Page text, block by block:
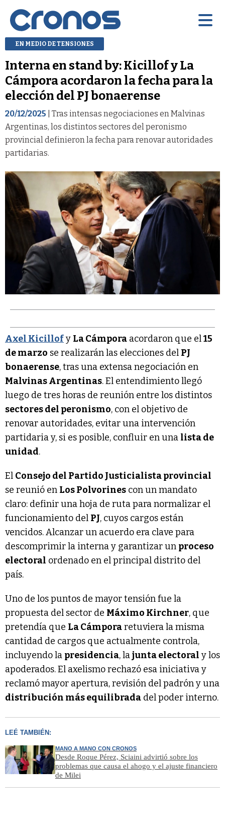
EN MEDIO DE TENSIONES
Interna en stand by: Kicillof y La
Cámpora acordaron la fecha para la
elección del PJ bonaerense
20/12/2025 | Tras intensas negociaciones en Malvinas
Argentinas, los distintos sectores del peronismo
provincial definieron la fecha para renovar autoridades
partidarias.
Axel Kicillofy La Cámpora acordaron que el15
de marzo se realizarán las elecciones del PJ
bonaerense, tras una extensa negociación en
Malvinas Argentinas. El entendimiento llegó
luego de tres horas de reunión entre los distintos
sectores del peronismo, con el objetivo de
renovar autoridades, evitar una intervención
partidaria y, si es posible, confluir en una lista de
unidad.
El Consejo del Partido Justicialista provincial
se reunió en Los Polvorines con un mandato
claro: definir una hoja de ruta para normalizar el
funcionamiento del PJ, cuyos cargos están
vencidos. Alcanzar un acuerdo era clave para
descomprimir la interna y garantizar un proceso
electoral ordenado en el principal distrito del
país.
Uno de los puntos de mayor tensión fue la
propuesta del sector de Máximo Kirchner, que
pretendía que La Cámporaretuviera la misma
cantidad de cargos que actualmente controla,
incluyendo la presidencia, lajunta electoral y los
apoderados. El axelismo rechazó esa iniciativa y
reclamó mayor apertura, revisión del padrón y una
distribución más equilibrada del poder interno.
LEÉ TAMBIÉN:
MANO A MANO CON CRONOS
Desde Roque Pérez, Sciaini advirtió sobre los
problemas que causa el ahogo y el ajuste financiero
de Milei